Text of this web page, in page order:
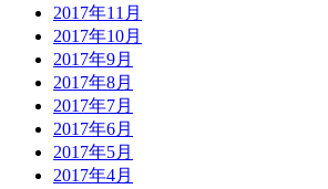
2017年11月
2017年10月
2017年9月
2017年8月
2017年7月
2017年6月
2017年5月
2017年4月